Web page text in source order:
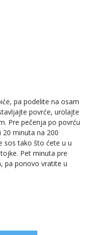
pa podelite na osam
povrće, urolajte
Pre pečenja po povrću
20 minuta na 200
sos tako što ćete u u
Pet minuta pre
pa ponovo vratite u